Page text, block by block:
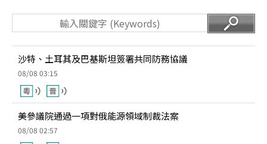
沙特、土耳其及巴基斯坦簽署共同防務協議
08/08 03:15
美參議院通過一項對俄能源領域制裁法案
08/08 02:57